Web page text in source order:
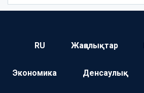
RU Жаңалықтар
Экономика Денсаулық